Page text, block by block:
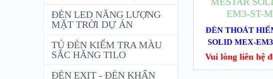
ĐÈN THOÁT
SOLID MEX-
Vui lòng liên hệ
ĐÈN LED NĂNG LƯỢNG
MẶT TRỜI DỰ ÁN
TỦ ĐÈN KIỂM TRA MÀU
SẮC HÃNG TILO
ĐÈN EXIT - ĐÈN KHẨN